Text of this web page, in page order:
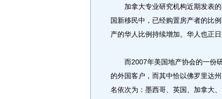
加拿大专业研究机构近期发表的
国新移民中，已经购置房产者的比
产的华人比例持续增加。华人也正
而2007年美国地产协会的一份研
的外国客户，而其中恰以佛罗里达
名依次为：墨西哥、英国、加拿大